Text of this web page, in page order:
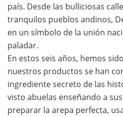
país. Desde las bulliciosas
tranquilos pueblos andinos,
en un símbolo de la unión
paladar.
En estos seis años, hemos
nuestros productos se han
ingrediente secreto de las
visto abuelas enseñando a
preparar la arepa perfecta,